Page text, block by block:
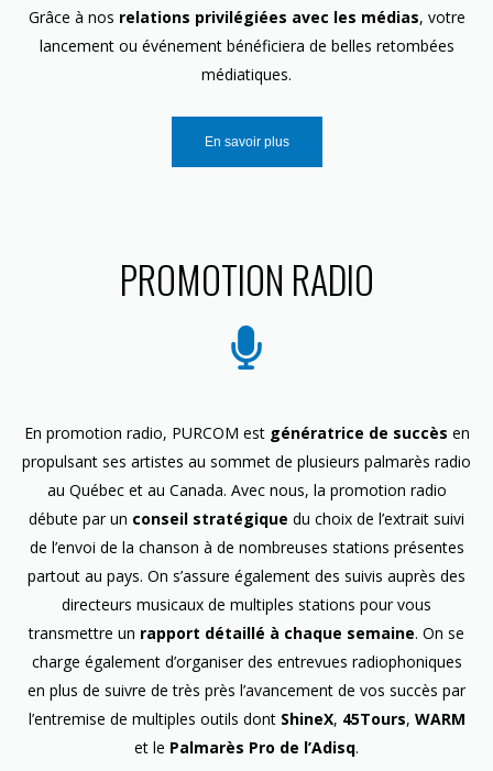
Grâce à nos relations privilégiées avec les médias, votre
lancement ou événement bénéficiera de belles retombées
médiatiques.
En savoir plus
PROMOTION RADIO
En promotion radio, PURCOM est génératrice de succès en
propulsant ses artistes au sommet de plusieurs palmarès radio
au Québec et au Canada. Avec nous, la promotion radio
débute par un conseil stratégique du choix de l’extrait suivi
de l’envoi de la chanson à de nombreuses stations présentes
partout au pays. On s’assure également des suivis auprès des
directeurs musicaux de multiples stations pour vous
transmettre un rapport détaillé à chaque semaine. On se
charge également d’organiser des entrevues radiophoniques
en plus de suivre de très près l’avancement de vos succès par
l’entremise de multiples outils dont ShineX, 45Tours, WARM
et le Palmarès Pro de l’Adisq.